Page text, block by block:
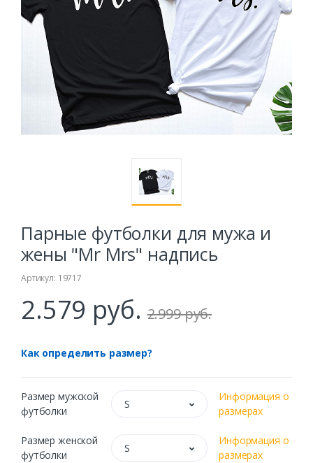
Парные футболки для мужа и
жены "Mr Mrs" надпись
Артикул: 19717
2.579 руб. 2.999 руб.
Как определить размер?
Размер мужской
футболки
S
Информация о
размерах
Размер женской
футболки
S
Информация о
размерах